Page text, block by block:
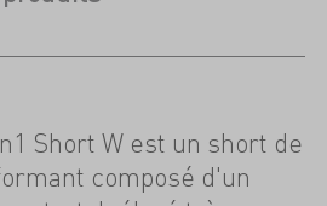
Short W est un short de
composé d'un